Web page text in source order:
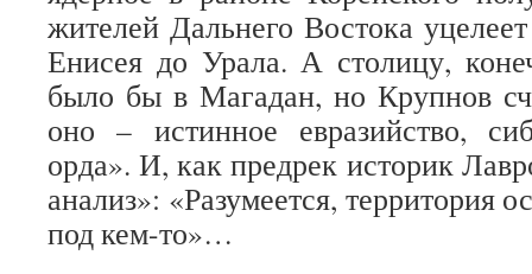
жителей Дальнего Востока
Енисея до Урала. А столицу,
было бы в Магадан, но Крупнов
оно – истинное евразийство,
орда». И, как предрек историк
анализ»: «Разумеется, территория
под кем-то»…